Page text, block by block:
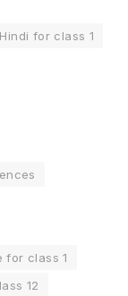
for class 1
for class 1
12